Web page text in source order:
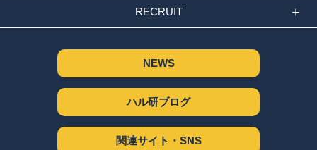
RECRUIT
NEWS
ハル研ブログ
関連サイト・SNS